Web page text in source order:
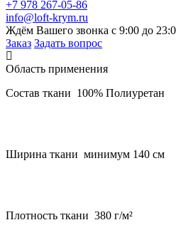
+7 978 267-05-86
info@loft-krym.ru
Ждём Вашего звонка с 9:00 до
Заказ Задать вопрос
Область применения
Состав ткани 100% Полиуретан
Ширина ткани минимум 140 см
Плотность ткани 380 г/м²